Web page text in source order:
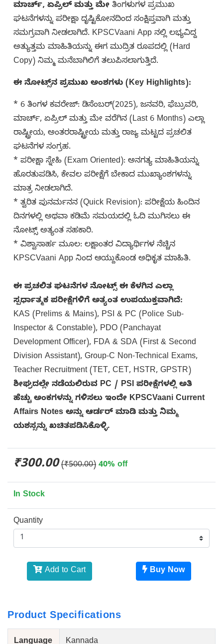
ಮಾರ್ಚ್, ಏಪ್ರಿಲ್ ಮತ್ತು ಮೇ ತಿಂಗಳುಗಳ ಪ್ರಮುಖ
ಘಟನೆಗಳನ್ನು ಪರೀಕ್ಷಾ ದೃಷ್ಟಿಕೋನದಿಂದ ಸಂಕ್ಷಿಪ್ತವಾಗಿ ಮತ್ತು
ಸಮಗ್ರವಾಗಿ ನೀಡಲಾಗಿದೆ. KPSCVaani App ನಲ್ಲಿ ಲಭ್ಯವಿದ್ದ
ಅತ್ಯುತ್ತಮ ಮಾಹಿತಿಯನ್ನು ಈಗ ಮುದ್ರಿತ ರೂಪದಲ್ಲಿ (Hard
Copy) ನಿಮ್ಮ ಮನೆಬಾಗಿಲಿಗೆ ತಲುಪಿಸಲಾಗುತ್ತಿದೆ.
ಈ ನೋಟ್ಸ್‌ನ ಪ್ರಮುಖ ಅಂಶಗಳು (Key Highlights):
* 6 ತಿಂಗಳ ಕವರೇಜ್: ಡಿಸೆಂಬರ್(2025), ಜನವರಿ, ಫೆಬ್ರುವರಿ,
ಮಾರ್ಚ್, ಏಪ್ರಿಲ್ ಮತ್ತು ಮೇ ವರೆಗಿನ (Last 6 Months) ಎಲ್ಲಾ
ರಾಷ್ಟ್ರೀಯ, ಅಂತರರಾಷ್ಟ್ರೀಯ ಮತ್ತು ರಾಜ್ಯ ಮಟ್ಟದ ಪ್ರಚಲಿತ
ಘಟನೆಗಳ ಸಂಗ್ರಹ.
* ಪರೀಕ್ಷಾ ಸ್ನೇಹಿ (Exam Oriented): ಅನಗತ್ಯ ಮಾಹಿತಿಯನ್ನು
ಹೊರತುಪಡಿಸಿ, ಕೇವಲ ಪರೀಕ್ಷೆಗೆ ಬೇಕಾದ ಮುಖ್ಯಾಂಶಗಳನ್ನು
ಮಾತ್ರ ನೀಡಲಾಗಿದೆ.
* ತ್ವರಿತ ಪುನರ್ಮನನ (Quick Revision): ಪರೀಕ್ಷೆಯ ಹಿಂದಿನ
ದಿನಗಳಲ್ಲಿ ಅಥವಾ ಕಡಿಮೆ ಸಮಯದಲ್ಲಿ ಓದಿ ಮುಗಿಸಲು ಈ
ನೋಟ್ಸ್ ಅತ್ಯಂತ ಸಹಕಾರಿ.
* ವಿಶ್ವಾಸಾರ್ಹ ಮೂಲ: ಲಕ್ಷಾಂತರ ವಿದ್ಯಾರ್ಥಿಗಳ ನೆಚ್ಚಿನ
KPSCVaani App ನಿಂದ ಆಯ್ದುಕೊಂಡ ಅಧಿಕೃತ ಮಾಹಿತಿ.
ಈ ಪ್ರಚಲಿತ ಘಟನೆಗಳ ನೋಟ್ಸ್ ಈ ಕೆಳಗಿನ ಎಲ್ಲಾ
ಸ್ಪರ್ಧಾತ್ಮಕ ಪರೀಕ್ಷೆಗಳಿಗೆ ಅತ್ಯಂತ ಉಪಯುಕ್ತವಾಗಿದೆ:
KAS (Prelims & Mains), PSI & PC (Police Sub-
Inspector & Constable), PDO (Panchayat
Development Officer), FDA & SDA (First & Second
Division Assistant), Group-C Non-Technical Exams,
Teacher Recruitment (TET, CET, HSTR, GPSTR)
ಶೀಘ್ರದಲ್ಲೇ ನಡೆಯಲಿರುವ PC / PSI ಪರೀಕ್ಷೆಗಳಲ್ಲಿ ಅತಿ
ಹೆಚ್ಚು ಅಂಕಗಳನ್ನು ಗಳಿಸಲು ಇಂದೇ KPSCVaani Current
Affairs Notes ಅನ್ನು ಆರ್ಡರ್ ಮಾಡಿ ಮತ್ತು ನಿಮ್ಮ
ಯಶಸ್ಸನ್ನು ಖಚಿತಪಡಿಸಿಕೊಳ್ಳಿ.
₹300.00 (₹500.00) 40% off
In Stock
Quantity
Add to Cart Buy Now
Product Specifications